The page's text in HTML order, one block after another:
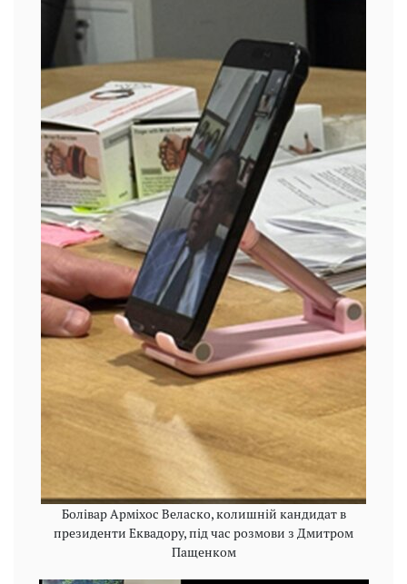
Болівар Арміхос Веласко, колишній кандидат в
президенти Еквадору, під час розмови з Дмитром
Пащенком